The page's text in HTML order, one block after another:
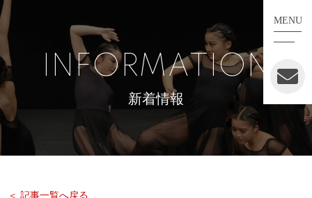
MENU
INFORMATION
新着情報
＜ 記事一覧へ戻る